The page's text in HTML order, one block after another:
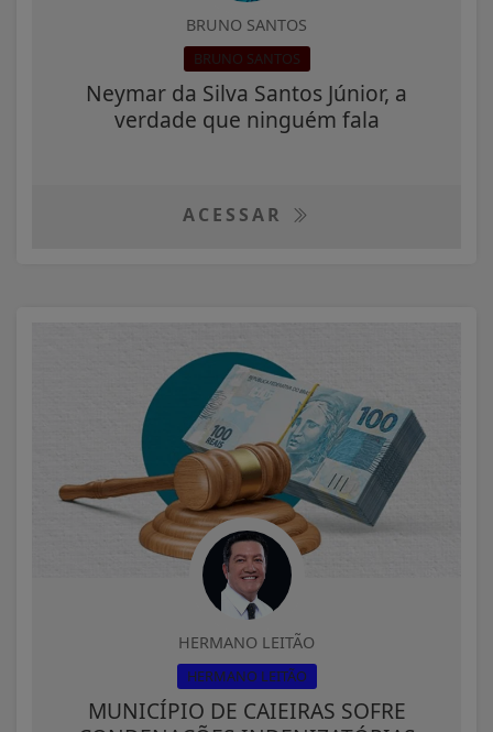
BRUNO SANTOS
BRUNO SANTOS
Neymar da Silva Santos Júnior, a
verdade que ninguém fala
ACESSAR
HERMANO LEITÃO
HERMANO LEITÃO
MUNICÍPIO DE CAIEIRAS SOFRE